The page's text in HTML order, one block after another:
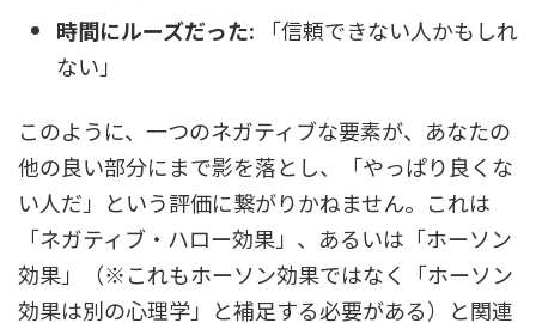
時間にルーズだった: 「信頼できない人かもしれ
ない」
このように、一つのネガティブな要素が、あなたの
他の良い部分にまで影を落とし、「やっぱり良くな
い人だ」という評価に繋がりかねません。これは
「ネガティブ・ハロー効果」、あるいは「ホーソン
効果」（※これもホーソン効果ではなく「ホーソン
効果は別の心理学」と補足する必要がある）と関連